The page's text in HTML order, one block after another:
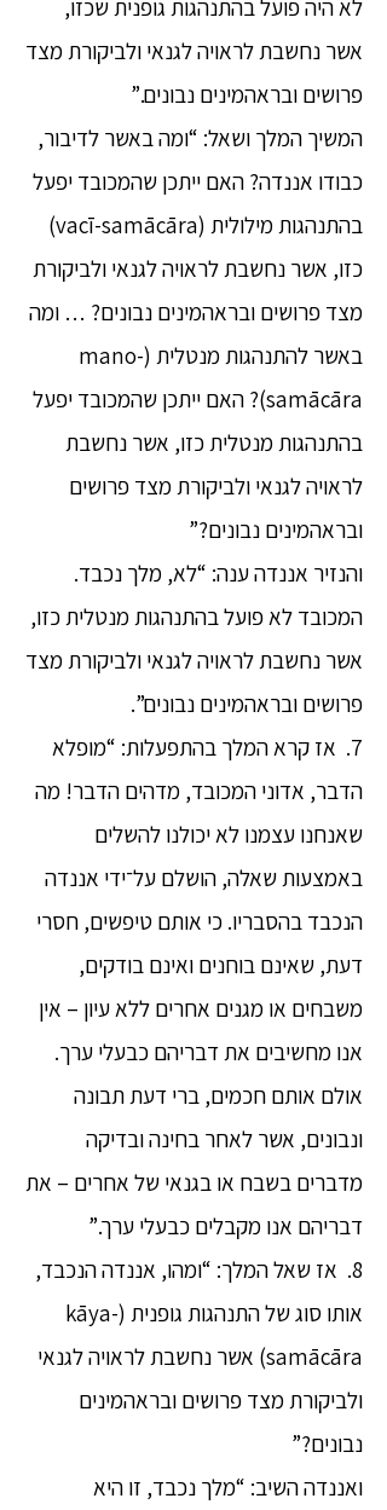
לא היה פועל בהתנהגות גופנית שכזו,
אשר נחשבת לראויה לגנאי ולביקורת מצד
פרושים ובראהמינים נבונים.”
המשיך המלך ושאל: “ומה באשר לדיבור,
כבודו אננדה? האם ייתכן שהמכובד יפעל
בהתנהגות מילולית (vacī-samācāra)
כזו, אשר נחשבת לראויה לגנאי ולביקורת
מצד פרושים ובראהמינים נבונים? … ומה
באשר להתנהגות מנטלית (mano-
samācāra)? האם ייתכן שהמכובד יפעל
בהתנהגות מנטלית כזו, אשר נחשבת
לראויה לגנאי ולביקורת מצד פרושים
ובראהמינים נבונים?”
והנזיר אננדה ענה: “לא, מלך נכבד.
המכובד לא פועל בהתנהגות מנטלית כזו,
אשר נחשבת לראויה לגנאי ולביקורת מצד
פרושים ובראהמינים נבונים”.
7. אז קרא המלך בהתפעלות: “מופלא
הדבר, אדוני המכובד, מדהים הדבר! מה
שאנחנו עצמנו לא יכולנו להשלים
באמצעות שאלה, הושלם על־ידי אננדה
הנכבד בהסבריו. כי אותם טיפשים, חסרי
דעת, שאינם בוחנים ואינם בודקים,
משבחים או מגנים אחרים ללא עיון – אין
אנו מחשיבים את דבריהם כבעלי ערך.
אולם אותם חכמים, ברי דעת תבונה
ונבונים, אשר לאחר בחינה ובדיקה
מדברים בשבח או בגנאי של אחרים – את
דבריהם אנו מקבלים כבעלי ערך.”
8. אז שאל המלך: “ומהו, אננדה הנכבד,
אותו סוג של התנהגות גופנית (kāya-
samācāra) אשר נחשבת לראויה לגנאי
ולביקורת מצד פרושים ובראהמינים
נבונים?”
ואננדה השיב: “מלך נכבד, זו היא